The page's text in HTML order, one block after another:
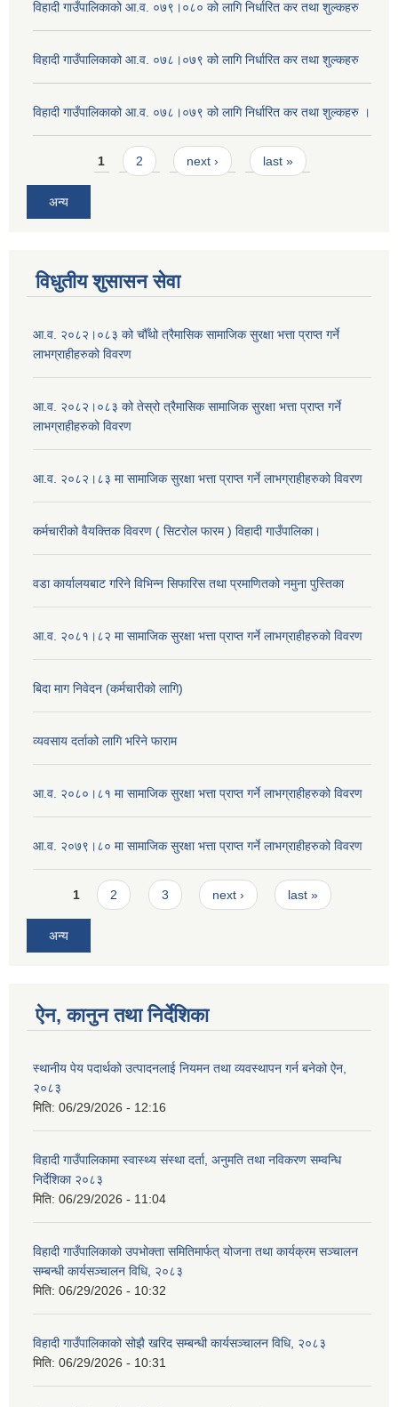
विहादी गाउँपालिकाको आ.व. ०७९।०८० को लागि निर्धारित कर तथा शुल्कहरु
विहादी गाउँपालिकाको आ.व. ०७८।०७९ को लागि निर्धारित कर तथा शुल्कहरु
विहादी गाउँपालिकाको आ.व. ०७८।०७९ को लागि निर्धारित कर तथा शुल्कहरु ।
Pages1 2 next › last »
अन्य
विधुतीय शुसासन सेवा
आ.व. २०८२।०८३ को चौँथो त्रैमासिक सामाजिक सुरक्षा भत्ता प्राप्त गर्ने
लाभग्राहीहरुको विवरण
आ.व. २०८२।०८३ को तेस्रो त्रैमासिक सामाजिक सुरक्षा भत्ता प्राप्त गर्ने
लाभग्राहीहरुको विवरण
आ.व. २०८२।८३ मा सामाजिक सुरक्षा भत्ता प्राप्त गर्ने लाभग्राहीहरुको विवरण
कर्मचारीको वैयक्तिक विवरण ( सिटरोल फारम ) विहादी गाउँपालिका।
वडा कार्यालयबाट गरिने विभिन्न सिफारिस तथा प्रमाणितको नमुना पुस्तिका
आ.व. २०८१।८२ मा सामाजिक सुरक्षा भत्ता प्राप्त गर्ने लाभग्राहीहरुको विवरण
बिदा माग निवेदन (कर्मचारीको लागि)
व्यवसाय दर्ताको लागि भरिने फाराम
आ.व. २०८०।८१ मा सामाजिक सुरक्षा भत्ता प्राप्त गर्ने लाभग्राहीहरुको विवरण
आ.व. २०७९।८० मा सामाजिक सुरक्षा भत्ता प्राप्त गर्ने लाभग्राहीहरुको विवरण
Pages
1 2 3 next › last »
अन्य
ऐन, कानुन तथा निर्देशिका
स्थानीय पेय पदार्थको उत्पादनलाई नियमन तथा व्यवस्थापन गर्न बनेको ऐन,
२०८३
मिति: 06/29/2026 - 12:16
विहादी गाउँपालिकामा स्वास्थ्य संस्था दर्ता, अनुमति तथा नविकरण सम्वन्धि
निर्देशिका २०८३
मिति: 06/29/2026 - 11:04
विहादी गाउँपालिकाको उपभोक्ता समितिमार्फत् योजना तथा कार्यक्रम सञ्चालन
सम्बन्धी कार्यसञ्चालन विधि, २०८३
मिति: 06/29/2026 - 10:32
विहादी गाउँपालिकाको सोझै खरिद सम्बन्धी कार्यसञ्चालन विधि, २०८३
मिति: 06/29/2026 - 10:31